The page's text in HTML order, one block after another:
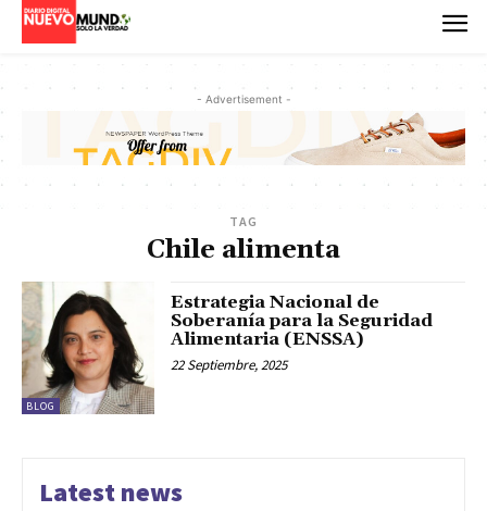
- Advertisement -
TAG
Chile alimenta
BLOG
Estrategia Nacional de
Soberanía para la Seguridad
Alimentaria (ENSSA)
22 Septiembre, 2025
Latest news